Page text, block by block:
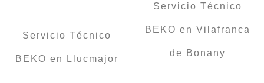
Servicio Técnico
BEKO en Llucmajor
Servicio Técnico
BEKO en Vilafranca
de Bonany